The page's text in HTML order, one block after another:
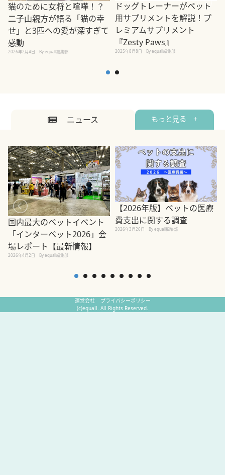
猫のために女将と喧嘩！？
二子山親方が語る「猫の幸
せ」と3匹への愛が深すぎて
感動
2026年2月4日 By equall編集部
ドッグトレーナーがペット
用サプリメントを解説！プ
レミアムサプリメント
『Zesty Paws』
2025年8月8日 By equall編集部
ニュース もっと見る +
国内最大のペットイベント
「インターペット2026」会
場レポート【最新情報】
2026年4月2日 By equall編集部
【2026年版】ペットの医療
費支出に関する調査
2026年3月26日 By equall編集部
運営会社
プライバシーポリシー
(c)equall. All Rights Reserved.